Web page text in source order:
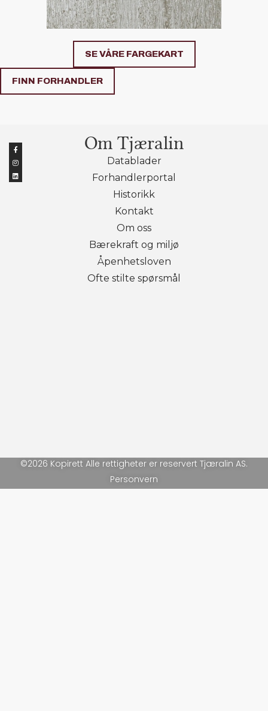
SE VÅRE FARGEKART
FINN FORHANDLER
Om Tjæralin
Datablader
Forhandlerportal
Historikk
Kontakt
Om oss
Bærekraft og miljø
Åpenhetsloven
Ofte stilte spørsmål
©2026 Kopirett Alle rettigheter er reservert Tjæralin AS.
Personvern